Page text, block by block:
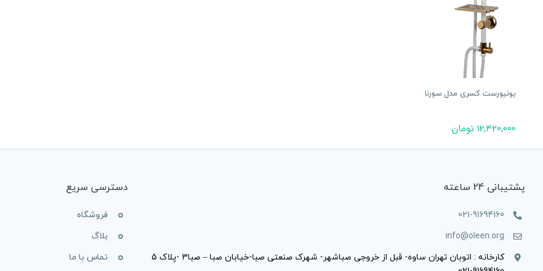
یونیورست کسری مدل سورنا
12,420,000 تومان
پشتیبانی 24 ساعته
021-91694160
info@oleen.org
کارخانه : اتوبان تهران ساوه- قبل از خروجی صباشهر- شهرک صنعتی صبا-خیابان صبا – صبا3 -پلاک 5
دسترسی سریع
فروشگاه
بلاگ
تماس با ما